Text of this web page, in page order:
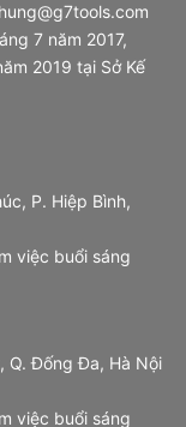
7 năm 2017,
2019 tại Sở Kế
P. Hiệp Bình,
việc buổi sáng
Q. Đống Đa, Hà Nội
việc buổi sáng